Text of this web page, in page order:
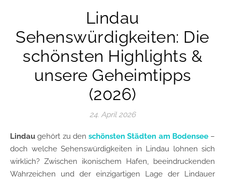
Lindau
Sehenswürdigkeiten: Die
schönsten Highlights &
unsere Geheimtipps
(2026)
24. April 2026
Lindau gehört zu den schönsten Städten am Bodensee–
doch welche Sehenswürdigkeiten in Lindau lohnen sich
wirklich? Zwischen ikonischem Hafen, beeindruckenden
Wahrzeichen und der einzigartigen Lage der Lindauer